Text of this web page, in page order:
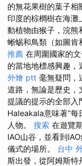
的無花果樹的葉子相
印度的棕櫚樹在海灘
動植物由猴子，浣熊
蜥蜴和鳥類（如圖肯
推薦 在周圍國家的
的當地地標感興趣，
外燴 ptt 毫無疑問，
道路，無論是歷史，
提議的提示的全部入
Haleakala意味著“每
人物。 搜索 在遊覽
IAO山谷，並看到
儀式的場所。 台中
斯出發，從阿姆斯特